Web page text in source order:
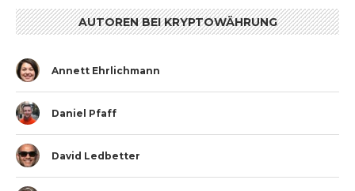
AUTOREN BEI KRYPTOWÄHRUNG
Annett Ehrlichmann
Daniel Pfaff
David Ledbetter